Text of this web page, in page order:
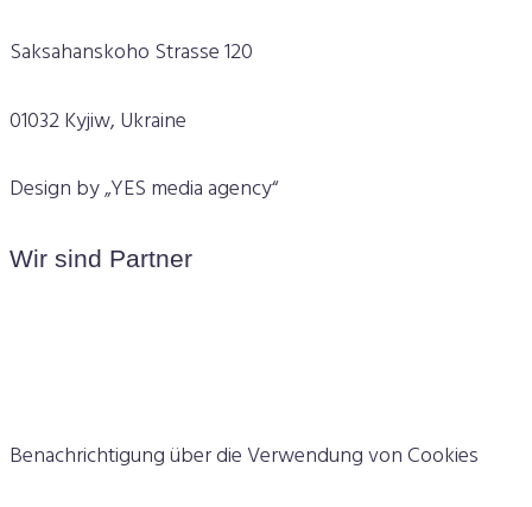
Saksahanskoho Strasse 120
01032 Kyjiw, Ukraine
Design by „YES media agency“
Wir sind Partner
Benachrichtigung über die Verwendung von Cookies